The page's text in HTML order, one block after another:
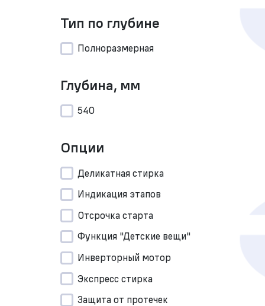
Тип по глубине
Полноразмерная
Глубина, мм
540
Опции
Деликатная стирка
Индикация этапов
Отсрочка старта
Функция "Детские вещи"
Инверторный мотор
Экспресс стирка
Защита от протечек